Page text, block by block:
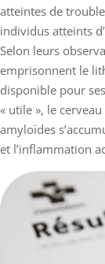
atteintes de
individus atteints
Selon leurs
emprisonnent le
disponible pour
« utile », le
amyloïdes
et l’inflammation